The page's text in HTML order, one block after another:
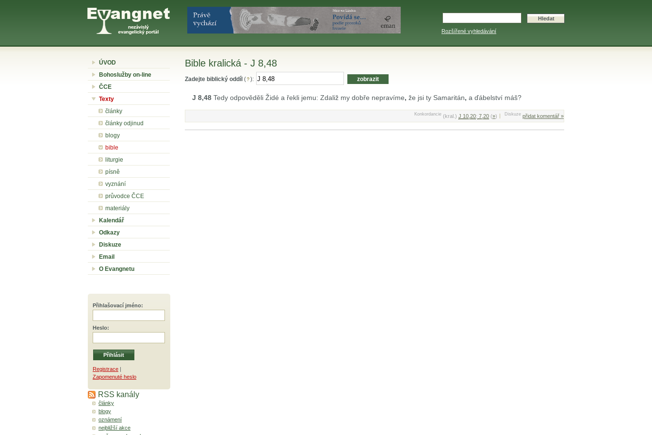
Rozšířené vyhledávání
ÚVOD
Bohoslužby on-line
ČCE
Texty
články
články odjinud
blogy
bible
liturgie
písně
vyznání
průvodce ČCE
materiály
Kalendář
Odkazy
Diskuze
Email
O Evangnetu
Přihlašovací jméno:
Heslo:
Registrace |
Zapomenuté heslo
RSS kanály
články
blogy
oznámení
nejbližší akce
Bible kralická - J 8,48
Zadejte biblický oddíl ( ):
J 8,48 Tedy odpověděli Židé a řekli jemu: Zdaliž my dobře nepravíme, že jsi ty Samaritán, a ďábelství máš?
Konkordancie (kral.) J 10,20; 7,20 (») Diskuze přidat komentář »